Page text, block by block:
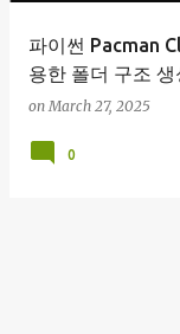
파이썬 Pacman
용한 폴더 구조 생
onMarch 27, 2025
0